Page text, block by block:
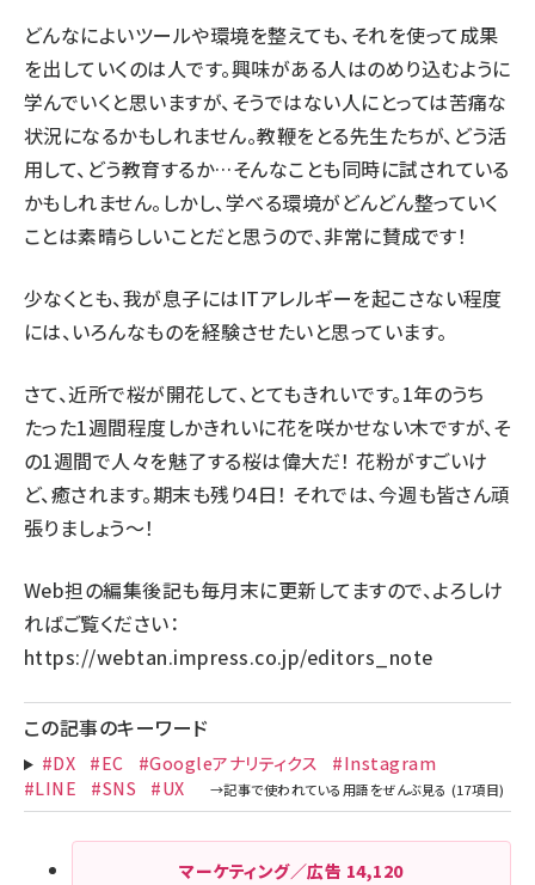
どんなによいツールや環境を整えても、それを使って成果
を出していくのは人です。興味がある人はのめり込むように
学んでいくと思いますが、そうではない人にとっては苦痛な
状況になるかもしれません。教鞭をとる先生たちが、どう活
用して、どう教育するか…そんなことも同時に試されている
かもしれません。しかし、学べる環境がどんどん整っていく
ことは素晴らしいことだと思うので、非常に賛成です！
少なくとも、我が息子にはITアレルギーを起こさない程度
には、いろんなものを経験させたいと思っています。
さて、近所で桜が開花して、とてもきれいです。1年のうち
たった1週間程度しかきれいに花を咲かせない木ですが、そ
の1週間で人々を魅了する桜は偉大だ！ 花粉がすごいけ
ど、癒されます。期末も残り4日！ それでは、今週も皆さん頑
張りましょう～！
Web担の編集後記も毎月末に更新してますので、よろしけ
ればご覧ください：
https://webtan.impress.co.jp/editors_note
この記事のキーワード
#DX #EC #Googleアナリティクス
#Instagram
#LINE
#SNS #UX
マーケティング／広告 14,120